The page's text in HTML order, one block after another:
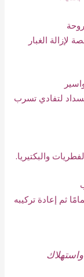
الغبار
لتفادي تسرب
والبكتيريا.
ثم إعادة تركيبه